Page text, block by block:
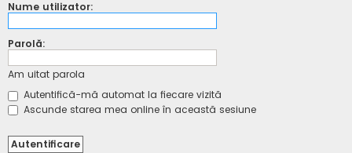
Nume utilizator:
Parolă:
Am uitat parola
Autentifică-mă automat la fiecare vizită
Ascunde starea mea online în această sesiune